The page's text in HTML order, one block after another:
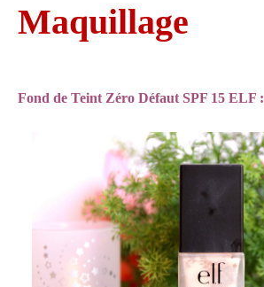
Maquillage
Fond de Teint Zéro Défaut SPF 15 ELF :